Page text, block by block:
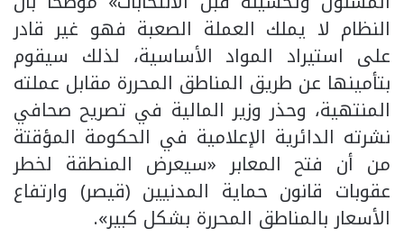
النظام لا يملك العملة الصعبة فهو غير قادر
على استيراد المواد الأساسية، لذلك سيقوم
بتأمينها عن طريق المناطق المحررة مقابل عملته
المنتهية، وحذر وزير المالية في تصريح صحافي
نشرته الدائرية الإعلامية في الحكومة المؤقتة
من أن فتح المعابر «سيعرض المنطقة لخطر
عقوبات قانون حماية المدنيين (قيصر) وارتفاع
الأسعار بالمناطق المحررة بشكل كبير».